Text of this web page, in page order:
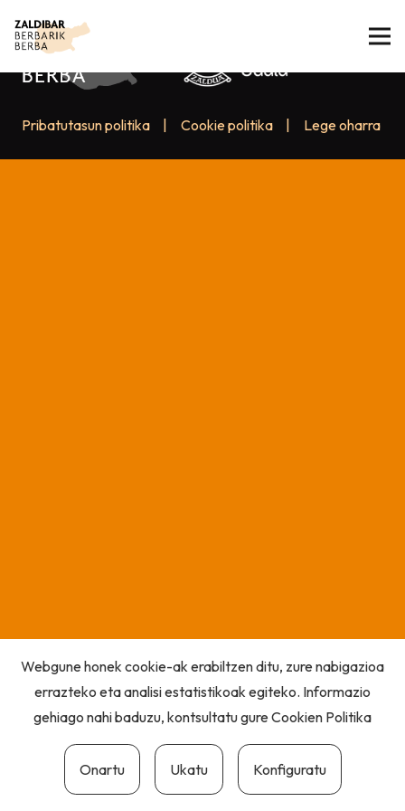
Pribatutasun politika Cookie politika Lege oharra
Webgune honek cookie-ak erabiltzen ditu, zure nabigazioa
errazteko eta analisi estatistikoak egiteko. Informazio
gehiago nahi baduzu, kontsultatu gureCookien Politika
Onartu Ukatu Konfiguratu